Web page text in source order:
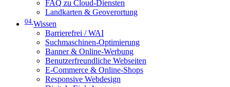
FAQ zu Cloud-Diensten
Landkarten & Geoverortung
04 Wissen
Barrierefrei / WAI
Suchmaschinen-Optimierung
Banner & Online-Werbung
Benutzerfreundliche Webseiten
E-Commerce & Online-Shops
Responsive Webdesign